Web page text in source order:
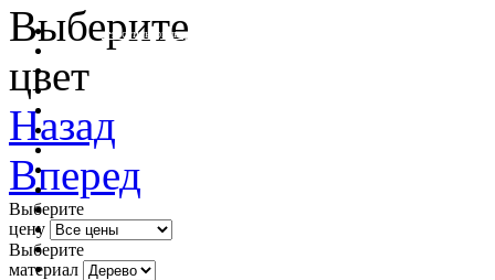
очистить фильтр цвета
Выберите
цвет
Назад
Вперед
Выберите
цену
Выберите
материал